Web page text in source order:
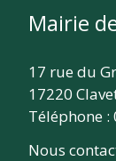
Mairie
17 rue du
17220
Téléphone :
Nous